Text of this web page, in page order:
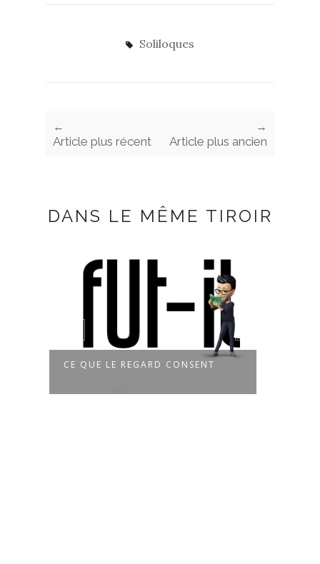
Soliloques
←
Article plus récent
→
Article plus ancien
DANS LE MÊME TIROIR
CE QUE LE REGARD CONSENT